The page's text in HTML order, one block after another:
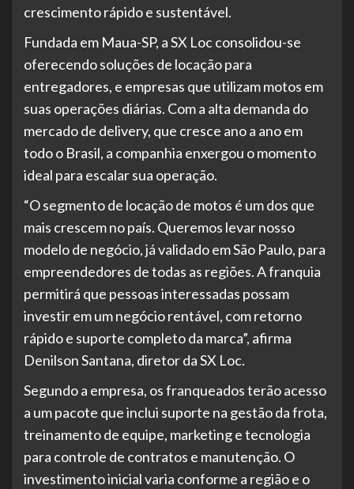
crescimento rápido e sustentável.
Fundada em Maua-SP, a SX Loc consolidou-se
oferecendo soluções de locação para
entregadores, e empresas que utilizam motos em
suas operações diárias. Com a alta demanda do
mercado de delivery, que cresce ano a ano em
todo o Brasil, a companhia enxergou o momento
ideal para escalar sua operação.
“O segmento de locação de motos é um dos que
mais crescem no país. Queremos levar nosso
modelo de negócio, já validado em São Paulo, para
empreendedores de todas as regiões. A franquia
permitirá que pessoas interessadas possam
investir em um negócio rentável, com retorno
rápido e suporte completo da marca”, afirma
Denilson Santana, diretor da SX Loc.
Segundo a empresa, os franqueados terão acesso
a um pacote que inclui suporte na gestão da frota,
treinamento de equipe, marketing e tecnologia
para controle de contratos e manutenção. O
investimento inicial varia conforme a região e o